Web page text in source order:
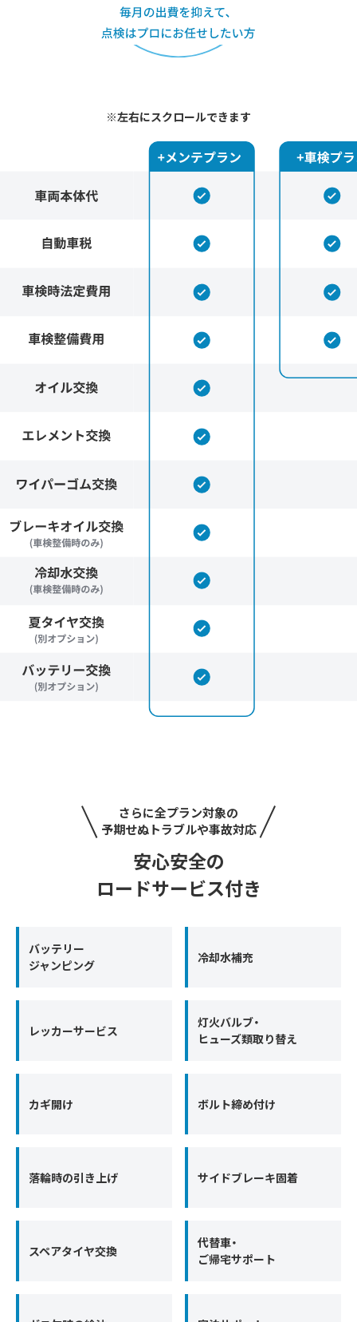
※左右にスクロールできます
さらに全プラン対象の
予期せぬトラブルや事故対応
安心安全の
ロードサービス付き
バッテリー
ジャンピング
冷却水補充
レッカーサービス
灯火バルブ・
ヒューズ類取り替え
カギ開け ボルト締め付け
落輪時の引き上げ サイドブレーキ固着
スペアタイヤ交換
代替車・
ご帰宅サポート